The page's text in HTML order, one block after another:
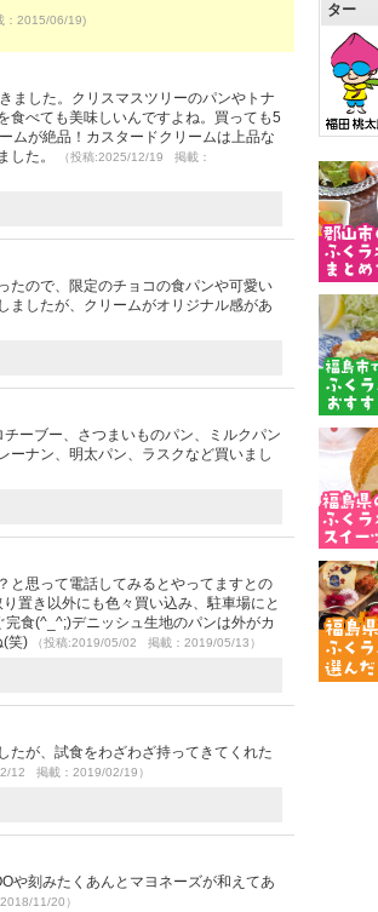
：2015/06/19)
ました。クリスマスツリーのパンやトナ
食べても美味しいんですよね。買っても5
ムが絶品！カスタードクリームは上品な
した。
（投稿:2025/12/19 掲載：
たので、限定のチョコの食パンや可愛い
ましたが、クリームがオリジナル感があ
ーブー、さつまいものパン、ミルクパン
ナン、明太パン、ラスクなど買いまし
と思って電話してみるとやってますとの
置き以外にも色々買い込み、駐車場にと
食(^_^;)デニッシュ生地のパンは外がカ
(笑)
（投稿:2019/05/02 掲載：2019/05/13）
たが、試食をわざわざ持ってきてくれた
12 掲載：2019/02/19）
や刻みたくあんとマヨネーズが和えてあ
11/20）
ター